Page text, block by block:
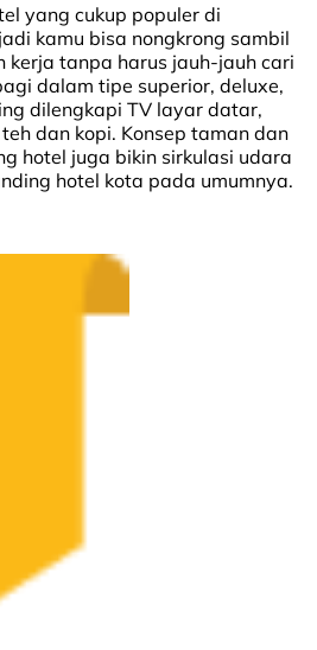
yang cukup populer di
kamu bisa nongkrong sambil
kerja tanpa harus jauh-jauh cari
dalam tipe superior, deluxe,
dilengkapi TV layar datar,
dan kopi. Konsep taman dan
hotel juga bikin sirkulasi udara
hotel kota pada umumnya.